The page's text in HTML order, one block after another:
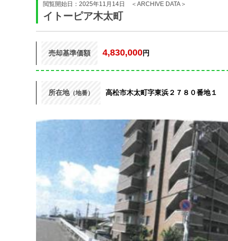
閲覧開始日：2025年11月14日 ＜ARCHIVE DATA＞
イトーピア木太町
売却基準価額 4,830,000円
所在地（地番） 高松市木太町字東浜２７８０番地１